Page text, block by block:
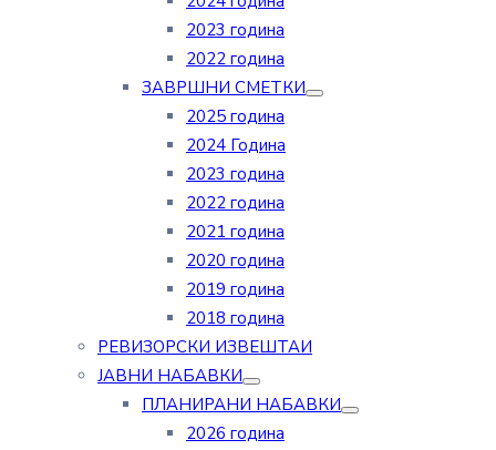
2023 година
2022 година
ЗАВРШНИ СМЕТКИ
2025 година
2024 Година
2023 година
2022 година
2021 година
2020 година
2019 година
2018 година
РЕВИЗОРСКИ ИЗВЕШТАИ
ЈАВНИ НАБАВКИ
ПЛАНИРАНИ НАБАВКИ
2026 година